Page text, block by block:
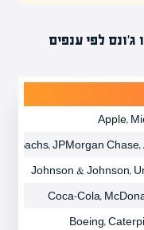
לפי ענפים
Apple,
Sachs, JPMorgan
Johnson & Johnson,
Coca-Cola,
Boeing,